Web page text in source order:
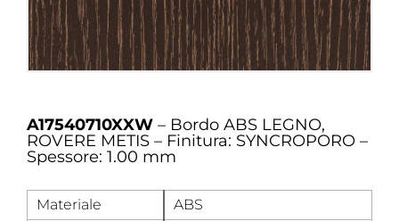
A17540710XXW – Bordo ABS LEGNO,
ROVERE METIS – Finitura: SYNCROPORO –
Spessore: 1.00 mm
Materiale
ABS